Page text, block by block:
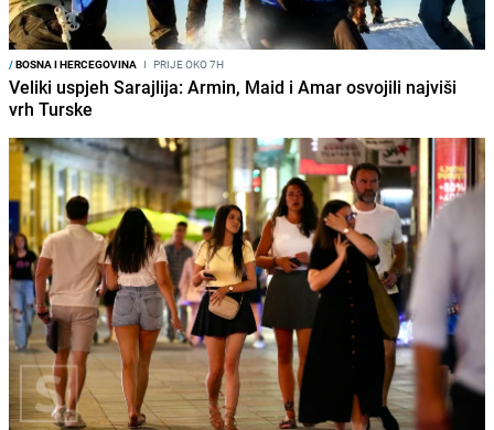
/BOSNA I HERCEGOVINA I PRIJE OKO 7H
Veliki uspjeh Sarajlija: Armin, Maid i Amar osvojili najviši
vrh Turske